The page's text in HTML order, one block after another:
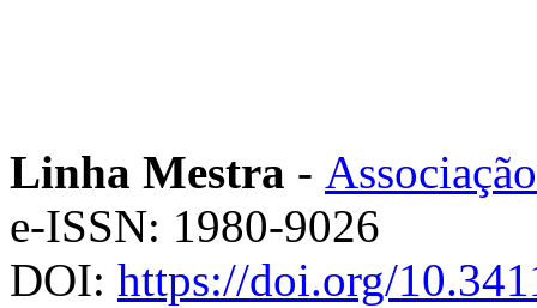
Linha Mestra -
e-ISSN: 1980-9026
DOI: https://doi.org/